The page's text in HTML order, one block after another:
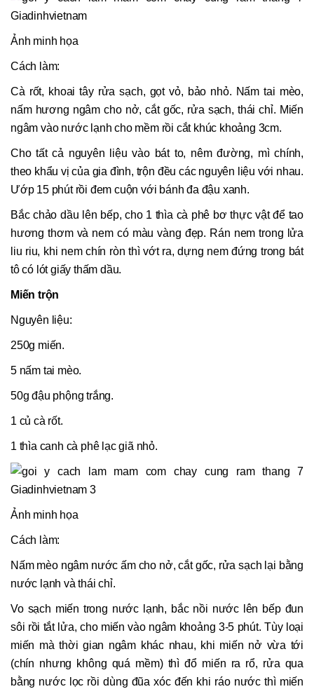
Ảnh minh họa
Cách làm:
Cà rốt, khoai tây rửa sạch, gọt vỏ, bảo nhỏ. Nấm tai mèo,
nấm hương ngâm cho nở, cắt gốc, rửa sạch, thái chỉ. Miến
ngâm vào nước lạnh cho mềm rồi cắt khúc khoảng 3cm.
Cho tất cả nguyên liệu vào bát to, nêm đường, mì chính,
theo khẩu vị của gia đình, trộn đều các nguyên liệu với nhau.
Ướp 15 phút rồi đem cuộn với bánh đa đậu xanh.
Bắc chảo dầu lên bếp, cho 1 thìa cà phê bơ thực vật để tao
hương thơm và nem có màu vàng đẹp. Rán nem trong lửa
liu riu, khi nem chín ròn thì vớt ra, dựng nem đứng trong bát
tô có lót giấy thấm dầu.
Miến trộn
Nguyên liệu:
250g miến.
5 nấm tai mèo.
50g đậu phộng trắng.
1 củ cà rốt.
1 thìa canh cà phê lạc giã nhỏ.
Ảnh minh họa
Cách làm:
Nấm mèo ngâm nước ấm cho nở, cắt gốc, rửa sạch lại bằng
nước lạnh và thái chỉ.
Vo sạch miến trong nước lạnh, bắc nồi nước lên bếp đun
sôi rồi tắt lửa, cho miến vào ngâm khoảng 3-5 phút. Tùy loại
miến mà thời gian ngâm khác nhau, khi miến nở vừa tới
(chín nhưng không quá mềm) thì đổ miến ra rổ, rửa qua
bằng nước lọc rồi dùng đũa xóc đến khi ráo nước thì miến